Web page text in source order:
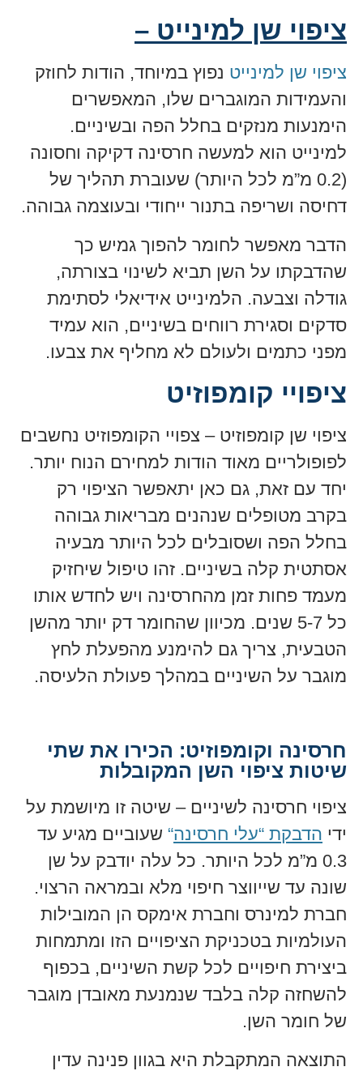
ציפוי שן למינייט –
ציפוי שן למינייט נפוץ במיוחד, הודות לחוזק
והעמידות המוגברים שלו, המאפשרים
הימנעות מנזקים בחלל הפה ובשיניים.
למינייט הוא למעשה חרסינה דקיקה וחסונה
(0.2 מ”מ לכל היותר) שעוברת תהליך של
דחיסה ושריפה בתנור ייחודי ובעוצמה גבוהה.
הדבר מאפשר לחומר להפוך גמיש כך
שהדבקתו על השן תביא לשינוי בצורתה,
גודלה וצבעה. הלמינייט אידיאלי לסתימת
סדקים וסגירת רווחים בשיניים, הוא עמיד
מפני כתמים ולעולם לא מחליף את צבעו.
ציפויי קומפוזיט
ציפוי שן קומפוזיט – צפויי הקומפוזיט נחשבים
לפופולריים מאוד הודות למחירם הנוח יותר.
יחד עם זאת, גם כאן יתאפשר הציפוי רק
בקרב מטופלים שנהנים מבריאות גבוהה
בחלל הפה ושסובלים לכל היותר מבעיה
אסתטית קלה בשיניים. זהו טיפול שיחזיק
מעמד פחות זמן מהחרסינה ויש לחדש אותו
כל 5-7 שנים. מכיוון שהחומר דק יותר מהשן
הטבעית, צריך גם להימנע מהפעלת לחץ
מוגבר על השיניים במהלך פעולת הלעיסה.
חרסינה וקומפוזיט: הכירו את שתי
שיטות ציפוי השן המקובלות
ציפוי חרסינה לשיניים – שיטה זו מיושמת על
ידי הדבקת “עלי חרסינה“ שעוביים מגיע עד
0.3 מ”מ לכל היותר. כל עלה יודבק על שן
שונה עד שייווצר חיפוי מלא ובמראה הרצוי.
חברת למינרס וחברת אימקס הן המובילות
העולמיות בטכניקת הציפויים הזו ומתמחות
ביצירת חיפויים לכל קשת השיניים, בכפוף
להשחזה קלה בלבד שנמנעת מאובדן מוגבר
של חומר השן.
התוצאה המתקבלת היא בגוון פנינה עדין